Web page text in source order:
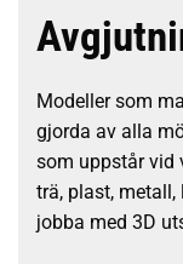
Modeller som
gjorda av alla
som uppstår vid
trä, plast,
jobba med 3D